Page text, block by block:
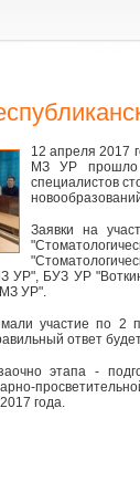
12 апреля 2017
МЗ УР прошло
специалистов
Заявки на
БУЗ УР
УР".
участие по 2
ответ
этапа -
года.